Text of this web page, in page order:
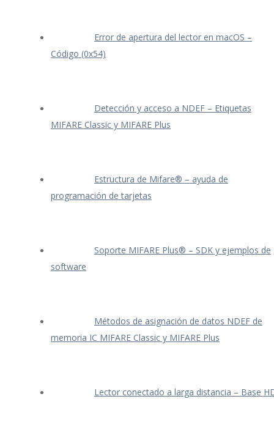
Error de apertura del lector en macOS –
Código (0x54)
Detección y acceso a NDEF – Etiquetas
MIFARE Classic y MIFARE Plus
Estructura de Mifare® – ayuda de
programación de tarjetas
Soporte MIFARE Plus® – SDK y ejemplos de
software
Métodos de asignación de datos NDEF de
memoria IC MIFARE Classic y MIFARE Plus
Lector conectado a larga distancia – Base